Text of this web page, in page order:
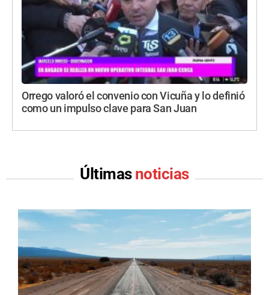
Orrego valoró el convenio con Vicuña y lo definió
como un impulso clave para San Juan
Últimas noticias